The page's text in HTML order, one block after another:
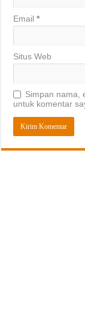
Email*
Situs Web
Simpan nama,
untuk komentar